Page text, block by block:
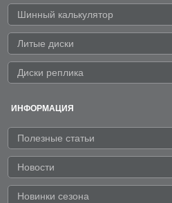
Шинный калькулятор
Литые диски
Диски реплика
ИНФОРМАЦИЯ
Полезные статьи
Новости
Новинки сезона